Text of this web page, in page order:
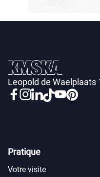
Leopold de Waelplaats
Pratique
Votre visite